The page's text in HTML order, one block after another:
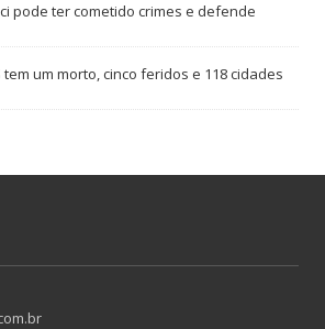
pode ter cometido crimes e defende
tem um morto, cinco feridos e 118 cidades